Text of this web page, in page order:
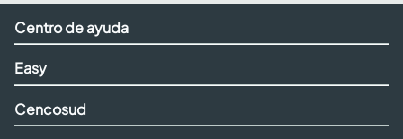
Centro de ayuda
Easy
Cencosud